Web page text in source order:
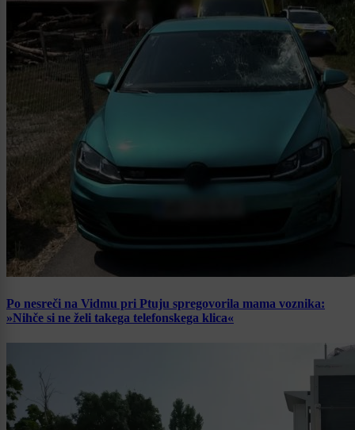
Po nesreči na Vidmu pri Ptuju spregovorila mama voznika:
»Nihče si ne želi takega telefonskega klica«